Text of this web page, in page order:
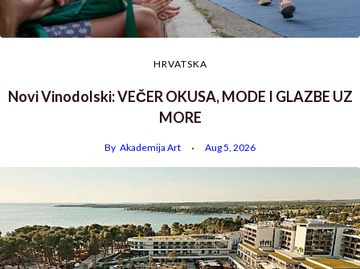
HRVATSKA
Novi Vinodolski: VEČER OKUSA, MODE I GLAZBE UZ
MORE
By Akademija Art Aug 5, 2026